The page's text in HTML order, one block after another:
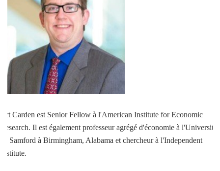
Art Carden est Senior Fellow à l'American Institute for Economic
Research. Il est également professeur agrégé d'économie à l'Université
de Samford à Birmingham, Alabama et chercheur à l'Independent
Institute.